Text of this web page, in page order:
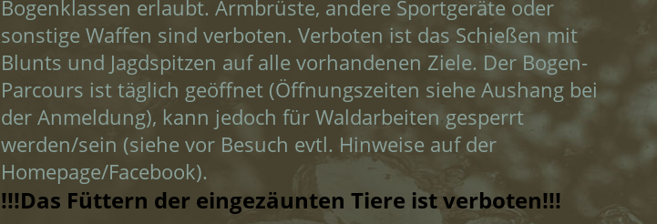
Bogenklassen erlaubt. Armbrüste, andere Sportgeräte oder
sonstige Waffen sind verboten. Verboten ist das Schießen mit
Blunts und Jagdspitzen auf alle vorhandenen Ziele. Der Bogen-
Parcours ist täglich geöffnet (Öffnungszeiten siehe Aushang bei
der Anmeldung), kann jedoch für Waldarbeiten gesperrt
werden/sein (siehe vor Besuch evtl. Hinweise auf der
Homepage/Facebook).
!!!Das Füttern der eingezäunten Tiere ist verboten!!!